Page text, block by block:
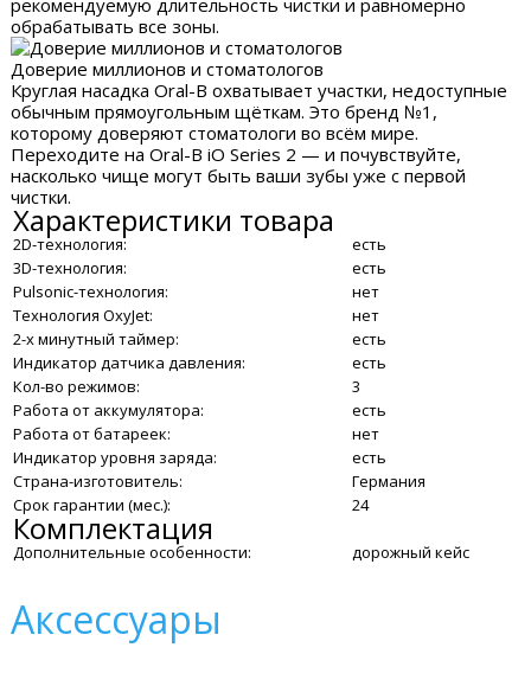
обрабатывать все зоны.
Доверие миллионов и стоматологов
Круглая насадка Oral-B охватывает участки, недоступные
обычным прямоугольным щёткам. Это бренд №1,
которому доверяют стоматологи во всём мире.
Переходите на Oral-B iO Series 2 — и почувствуйте,
насколько чище могут быть ваши зубы уже с первой
чистки.
Характеристики товара
2D-технология:
есть
3D-технология:
есть
Pulsonic-технология:
нет
Технология OxyJet:
нет
2-х минутный таймер:
есть
Индикатор датчика давления:
есть
Кол-во режимов:
3
Работа от аккумулятора:
есть
Работа от батареек:
нет
Индикатор уровня заряда:
есть
Страна-изготовитель:
Германия
Срок гарантии (мес.):
24
Комплектация
Дополнительные особенности: дорожный кейс
Аксессуары